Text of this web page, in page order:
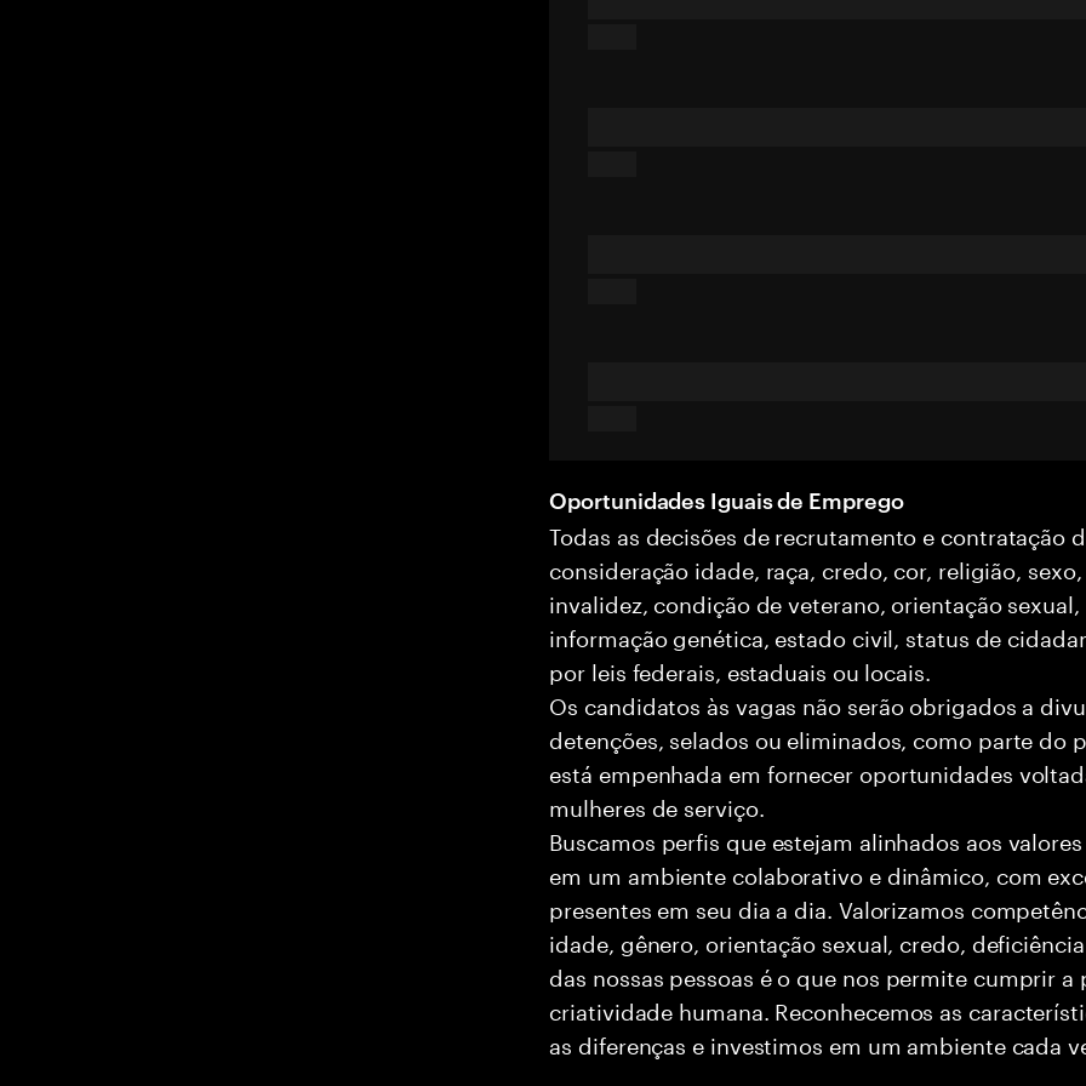
Oportunidades Iguais de Emprego
Todas as decisões de recrutamento e contratação
consideração idade, raça, credo, cor, religião,
invalidez, condição de veterano, orientação
informação genética, estado civil, status de
por leis federais, estaduais ou locais.
Os candidatos às vagas não serão obrigados a
detenções, selados ou eliminados, como parte do
está empenhada em fornecer oportunidades
mulheres de serviço.
Buscamos perfis que estejam alinhados aos
em um ambiente colaborativo e dinâmico, com
presentes em seu dia a dia. Valorizamos
idade, gênero, orientação sexual, credo,
das nossas pessoas é o que nos permite cumprir
criatividade humana. Reconhecemos as
as diferenças e investimos em um ambiente cada